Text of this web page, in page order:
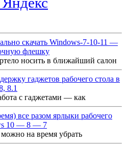
скачать Windows-7-10-11 —
флешку
носить в ближайший салон
гаджетов рабочего стола в
8.1
с гаджетами — как
все разом ярлыки рабочего
10 — 8 — 7
на время убрать